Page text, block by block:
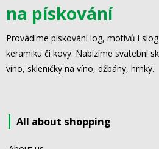
na pískování
Provádíme pískování log, motivů i
keramiku či kovy. Nabízíme svatební
víno, skleničky na víno, džbány, hrnky.
All about shopping